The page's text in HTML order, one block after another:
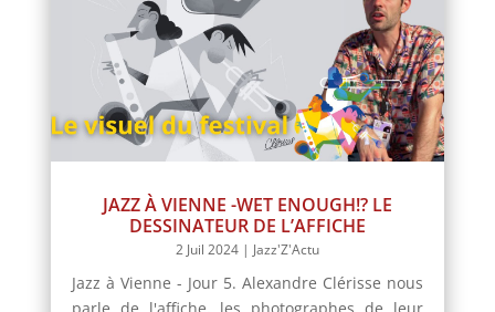
JAZZ À VIENNE -WET ENOUGH!? LE
DESSINATEUR DE L’AFFICHE
2 Juil 2024| Jazz'Z'Actu
Jazz à Vienne - Jour 5. Alexandre Clérisse nous